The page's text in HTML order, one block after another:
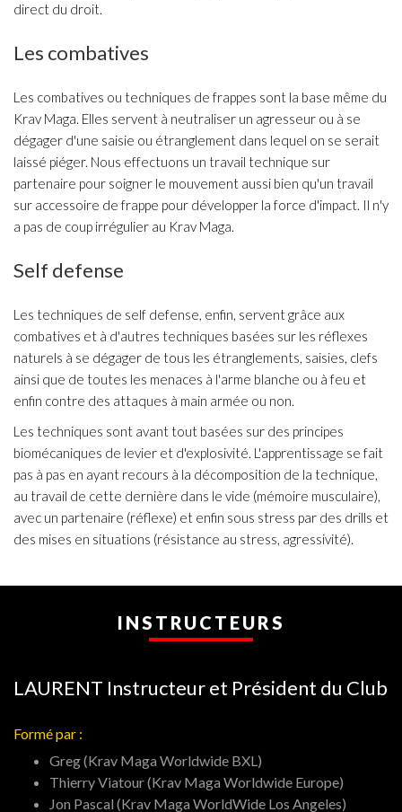
direct du droit.
Les combatives
Les combatives ou techniques de frappes sont la base même du
Krav Maga. Elles servent à neutraliser un agresseur ou à se
dégager d'une saisie ou étranglement dans lequel on se serait
laissé piéger. Nous effectuons un travail technique sur
partenaire pour soigner le mouvement aussi bien qu'un travail
sur accessoire de frappe pour développer la force d'impact. Il n'y
a pas de coup irrégulier au Krav Maga.
Self defense
Les techniques de self defense, enfin, servent grâce aux
combatives et à d'autres techniques basées sur les réflexes
naturels à se dégager de tous les étranglements, saisies, clefs
ainsi que de toutes les menaces à l'arme blanche ou à feu et
enfin contre des attaques à main armée ou non.
Les techniques sont avant tout basées sur des principes
biomécaniques de levier et d'explosivité. L'apprentissage se fait
pas à pas en ayant recours à la décomposition de la technique,
au travail de cette dernière dans le vide (mémoire musculaire),
avec un partenaire (réflexe) et enfin sous stress par des drills et
des mises en situations (résistance au stress, agressivité).
INSTRUCTEURS
LAURENT Instructeur et Président du Club
Formé par :
Greg (Krav Maga Worldwide BXL)
Thierry Viatour (Krav Maga Worldwide Europe)
Jon Pascal (Krav Maga WorldWide Los Angeles)